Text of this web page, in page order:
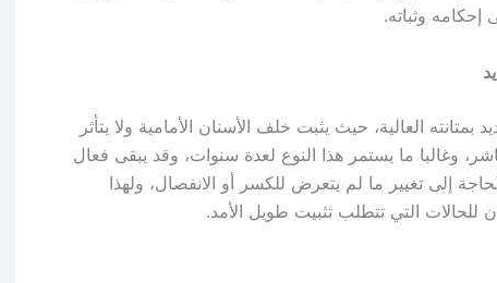
وثباته.
بمتانته العالية، حيث يثبت خلف الأسنان الأمامية ولا يتأثر
وغالبا ما يستمر هذا النوع لعدة سنوات، وقد يبقى فعال
إلى تغيير ما لم يتعرض للكسر أو الانفصال، ولهذا
للحالات التي تتطلب تثبيت طويل الأمد.